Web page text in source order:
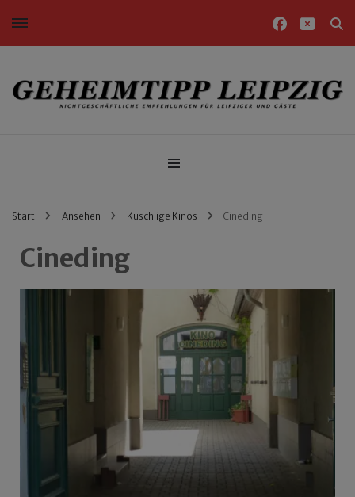
Nichtgeschäftliche Empfehlungen für Leipziger und Gäste
Start Ansehen Kuschlige Kinos Cineding
Cineding